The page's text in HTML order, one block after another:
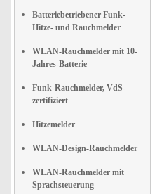
Batteriebetriebener Funk-
Hitze- und Rauchmelder
WLAN-Rauchmelder mit 10-
Jahres-Batterie
Funk-Rauchmelder, VdS-
zertifiziert
Hitzemelder
WLAN-Design-Rauchmelder
WLAN-Rauchmelder mit
Sprachsteuerung